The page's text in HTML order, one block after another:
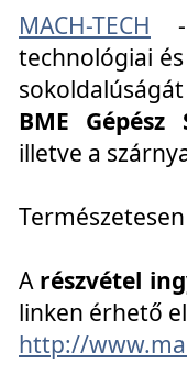
MACH-TECH
technológiai
BME
illetve a
A részvétel
linken érhető
http://